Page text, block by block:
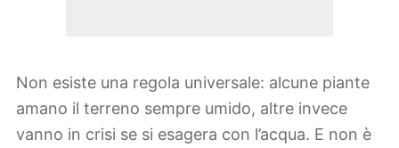
Non esiste una regola universale: alcune piante
amano il terreno sempre umido, altre invece
vanno in crisi se si esagera con l’acqua. E non è